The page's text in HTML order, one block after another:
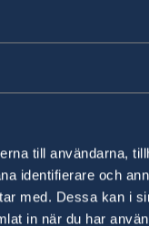
till användarna,
identifierare och
med. Dessa kan i
in när du har